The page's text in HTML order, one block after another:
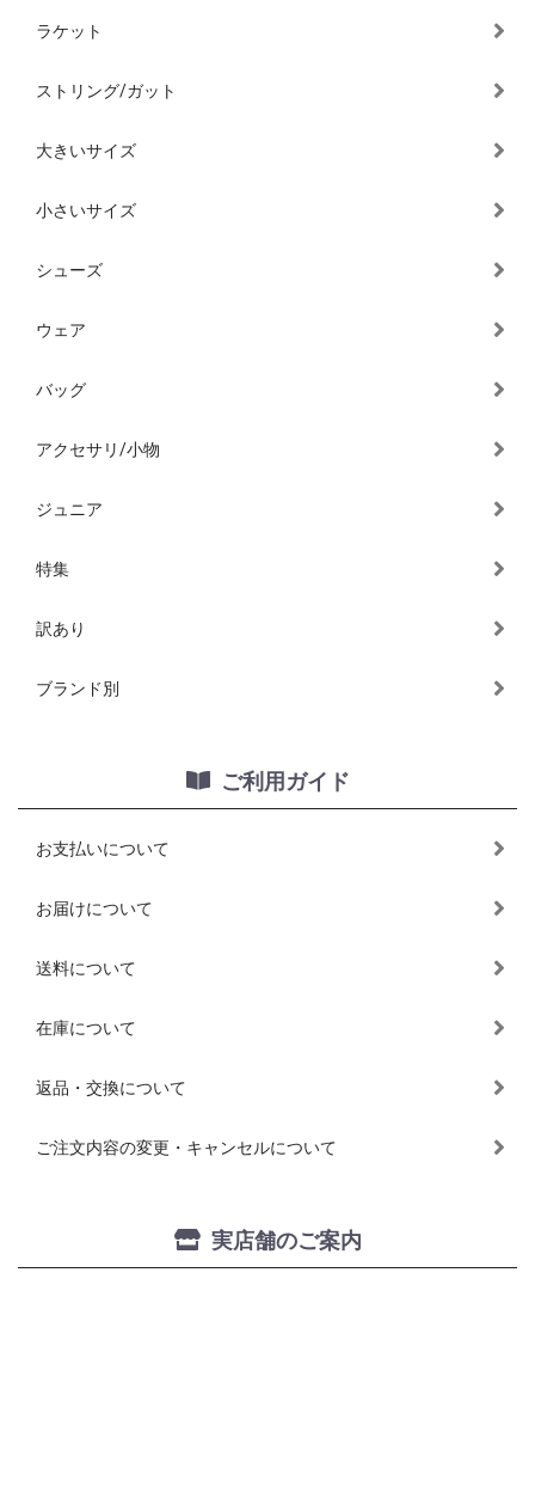
ラケット
ストリング/ガット
大きいサイズ
小さいサイズ
シューズ
ウェア
バッグ
アクセサリ/小物
ジュニア
特集
訳あり
ブランド別
ご利用ガイド
お支払いについて
お届けについて
送料について
在庫について
返品・交換について
ご注文内容の変更・キャンセルについて
実店舗のご案内